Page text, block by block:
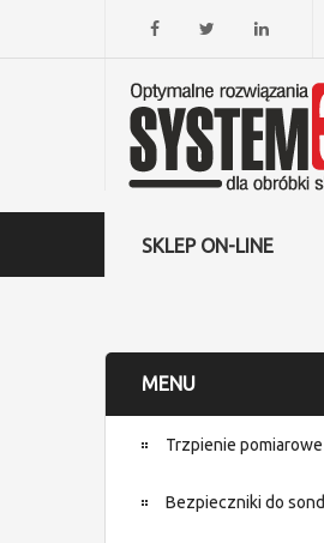
SKLEP ON-LINE
MENU
Trzpienie pomiarowe
Bezpieczniki do sond